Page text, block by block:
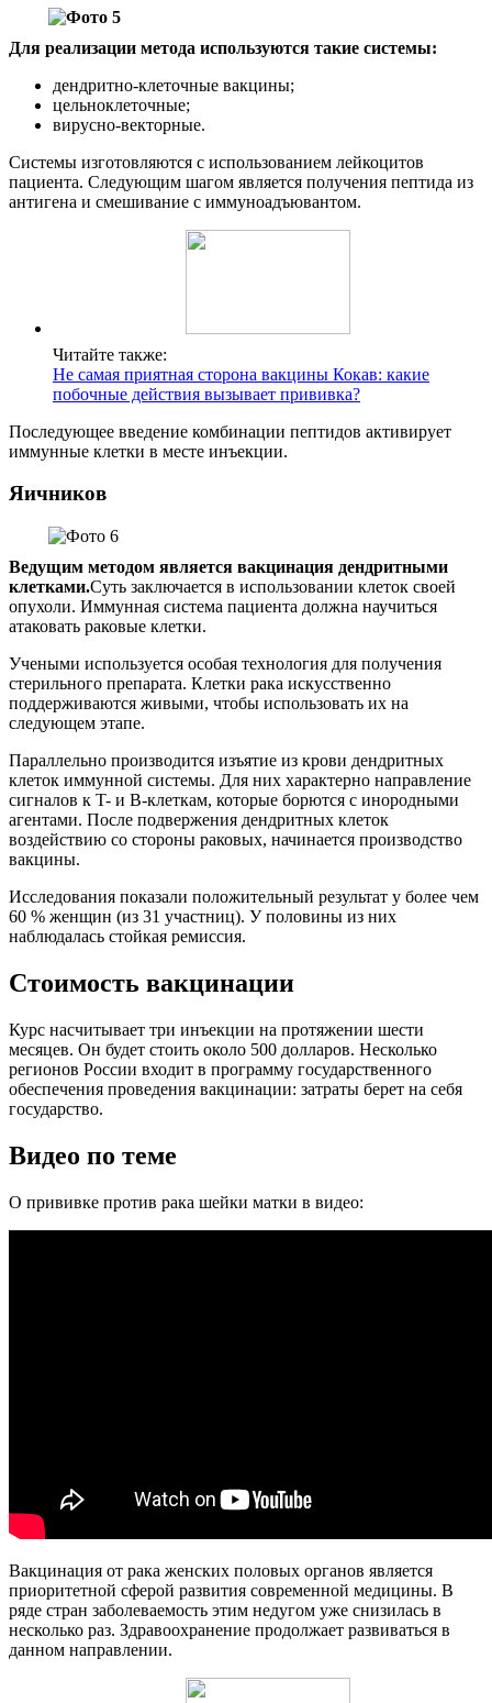
Для реализации метода используются такие системы:
дендритно-клеточные вакцины;
цельноклеточные;
вирусно-векторные.
Системы изготовляются с использованием лейкоцитов
пациента. Следующим шагом является получения пептида из
антигена и смешивание с иммуноадъювантом.
Читайте также:
Не самая приятная сторона вакцины Кокав: какие
побочные действия вызывает прививка?
Последующее введение комбинации пептидов активирует
иммунные клетки в месте инъекции.
Яичников
Ведущим методом является вакцинация дендритными
клетками.Суть заключается в использовании клеток своей
опухоли. Иммунная система пациента должна научиться
атаковать раковые клетки.
Учеными используется особая технология для получения
стерильного препарата. Клетки рака искусственно
поддерживаются живыми, чтобы использовать их на
следующем этапе.
Параллельно производится изъятие из крови дендритных
клеток иммунной системы. Для них характерно направление
сигналов к T- и B-клеткам, которые борются с инородными
агентами. После подвержения дендритных клеток
воздействию со стороны раковых, начинается производство
вакцины.
Исследования показали положительный результат у более чем
60 % женщин (из 31 участниц). У половины из них
наблюдалась стойкая ремиссия.
Стоимость вакцинации
Курс насчитывает три инъекции на протяжении шести
месяцев. Он будет стоить около 500 долларов. Несколько
регионов России входит в программу государственного
обеспечения проведения вакцинации: затраты берет на себя
государство.
Видео по теме
О прививке против рака шейки матки в видео:
Вакцинация от рака женских половых органов является
приоритетной сферой развития современной медицины. В
ряде стран заболеваемость этим недугом уже снизилась в
несколько раз. Здравоохранение продолжает развиваться в
данном направлении.